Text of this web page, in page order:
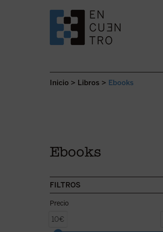
SALTAR AL CONTENIDO.
Inicio > Libros > Ebooks
Ebooks
FILTROS
Precio
10€